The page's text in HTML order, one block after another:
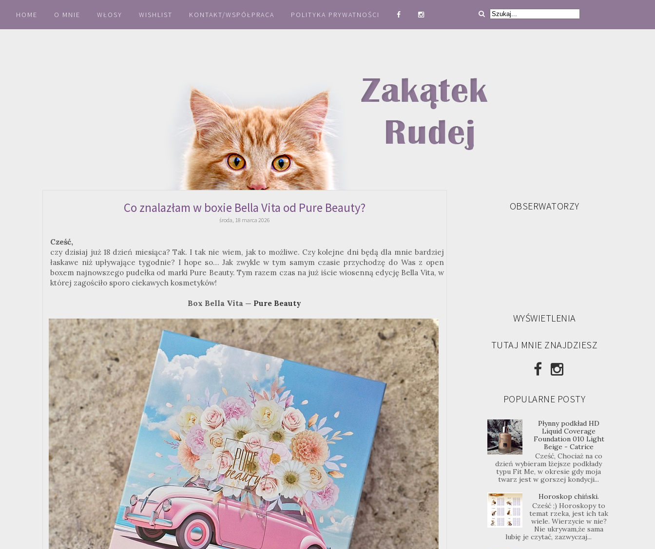
HOME O MNIE WŁOSY WISHLIST KONTAKT/WSPÓŁPRACA POLITYKA PRYWATNOŚCI
Co znalazłam w boxie Bella Vita od Pure Beauty?
środa, 18 marca 2026
Cześć,
czy dzisiaj już 18 dzień miesiąca? Tak. I tak nie wiem, jak to możliwe. Czy kolejne dni będą dla mnie bardziej
łaskawe niż upływające tygodnie? I hope so… Jak zwykle w tym samym czasie przychodzę do Was z open
boxem najnowszego pudełka od marki Pure Beauty. Tym razem czas na już iście wiosenną edycję Bella Vita, w
której zagościło sporo ciekawych kosmetyków!
Box Bella Vita — Pure Beauty
OBSERWATORZY
WYŚWIETLENIA
TUTAJ MNIE ZNAJDZIESZ
POPULARNE POSTY
Płynny podkład HD
Liquid Coverage
Foundation 010 Light
Beige - Catrice
Cześć, Chociaż na co
dzień wybieram lżejsze podkłady
typu Fit Me, w okresie gdy moja
twarz jest w gorszej kondycji...
Horoskop chiński.
Cześć ;) Horoskopy to
temat rzeka, jest ich tak
wiele. Wierzycie w nie?
Nie ukrywam,że sama
lubię je czytać, zazwyczaj...